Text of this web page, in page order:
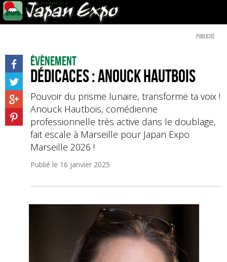
Publicité
Évènement
Dédicaces : Anouck Hautbois
Pouvoir du prisme lunaire, transforme ta voix !
Anouck Hautbois, comédienne
professionnelle très active dans le doublage,
fait escale à Marseille pour Japan Expo
Marseille 2026 !
Publié le 16 janvier 2025